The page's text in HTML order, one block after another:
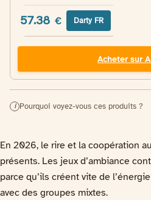
57.38 € Darty FR
Acheter sur
i Pourquoi voyez-vous ces produits ?
En 2026, le rire et la coopération
présents. Les jeux d’ambiance
parce qu’ils créent vite de
avec des groupes mixtes.